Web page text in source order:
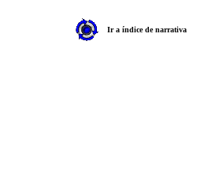
Ir a índice de narrativa